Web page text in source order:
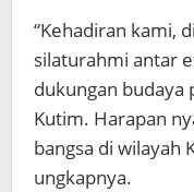
“Kehadiran kami,
silaturahmi antar
dukungan budaya
Kutim. Harapan
bangsa di wilayah
ungkapnya.